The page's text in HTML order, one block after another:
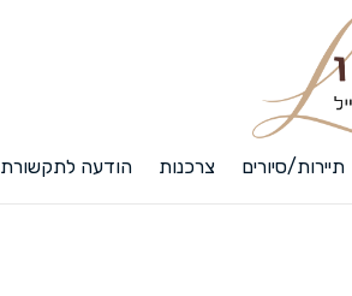
לייף סטייל
תיירות/סיורים צרכנות הודעה לתקשורת